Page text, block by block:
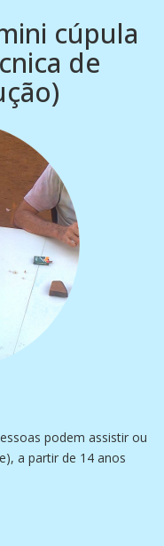
cúpula
de
podem assistir ou
a partir de 14 anos